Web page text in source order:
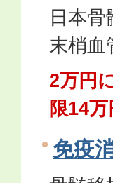
日本
末梢血
2万円
限14万
免疫